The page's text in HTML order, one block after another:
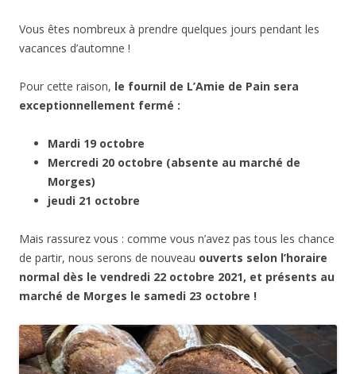
Vous êtes nombreux à prendre quelques jours pendant les
vacances d’automne !
Pour cette raison, le fournil de L’Amie de Pain sera
exceptionnellement fermé :
Mardi 19 octobre
Mercredi 20 octobre (absente au marché de
Morges)
jeudi 21 octobre
Mais rassurez vous : comme vous n’avez pas tous les chance
de partir, nous serons de nouveau ouverts selon l’horaire
normal dès le vendredi 22 octobre 2021, et présents au
marché de Morges le samedi 23 octobre !